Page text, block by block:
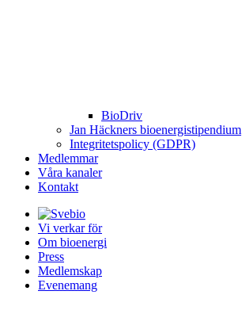
BioDriv
Jan Häckners bioenergistipendium
Integritetspolicy (GDPR)
Medlemmar
Våra kanaler
Kontakt
Vi verkar för
Om bioenergi
Press
Medlemskap
Evenemang